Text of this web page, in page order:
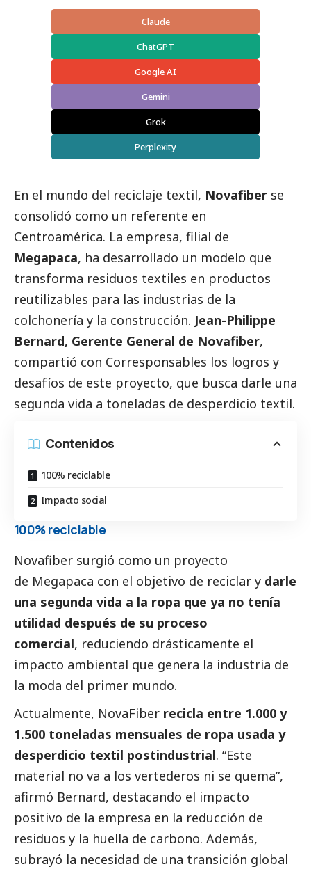
Claude
ChatGPT
Google AI
Gemini
Grok
Perplexity
En el mundo del reciclaje textil, Novafiber se
consolidó como un referente en
Centroamérica. La empresa, filial de
Megapaca, ha desarrollado un modelo que
transforma residuos textiles en productos
reutilizables para las industrias de la
colchonería y la construcción. Jean-Philippe
Bernard, Gerente General de Novafiber,
compartió con Corresponsables los logros y
desafíos de este proyecto, que busca darle una
segunda vida a toneladas de desperdicio textil.
Contenidos
100% reciclable
Impacto social
100% reciclable
Novafiber surgió como un proyecto
de Megapaca con el objetivo de reciclar y darle
una segunda vida a la ropa que ya no tenía
utilidad después de su proceso
comercial, reduciendo drásticamente el
impacto ambiental que genera la industria de
la moda del primer mundo.
Actualmente, NovaFiber recicla entre 1.000 y
1.500 toneladas mensuales de ropa usada y
desperdicio textil postindustrial. “Este
material no va a los vertederos ni se quema”,
afirmó Bernard, destacando el impacto
positivo de la empresa en la reducción de
residuos y la huella de carbono. Además,
subrayó la necesidad de una transición global